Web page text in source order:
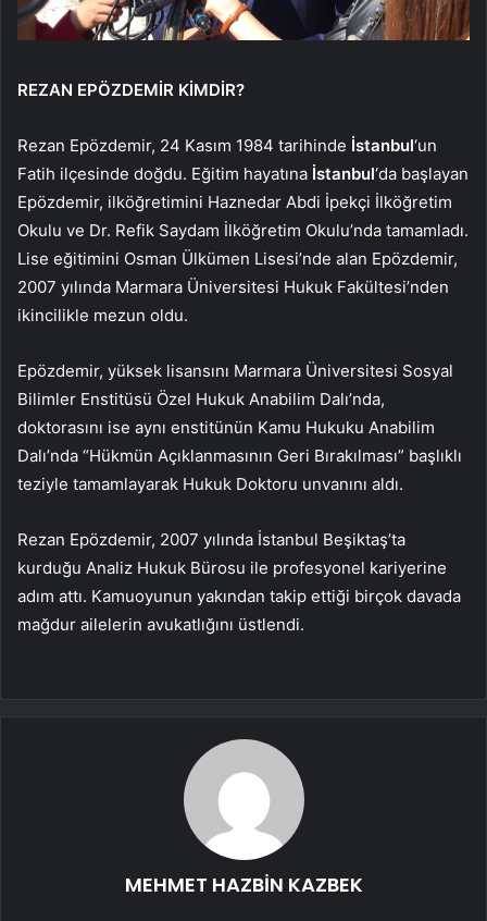
REZAN EPÖZDEMİR KİMDİR?
Rezan Epözdemir, 24 Kasım 1984 tarihinde İstanbul‘un
Fatih ilçesinde doğdu. Eğitim hayatına İstanbul‘da başlayan
Epözdemir, ilköğretimini Haznedar Abdi İpekçi İlköğretim
Okulu ve Dr. Refik Saydam İlköğretim Okulu’nda tamamladı.
Lise eğitimini Osman Ülkümen Lisesi’nde alan Epözdemir,
2007 yılında Marmara Üniversitesi Hukuk Fakültesi’nden
ikincilikle mezun oldu.
Epözdemir, yüksek lisansını Marmara Üniversitesi Sosyal
Bilimler Enstitüsü Özel Hukuk Anabilim Dalı’nda,
doktorasını ise aynı enstitünün Kamu Hukuku Anabilim
Dalı’nda “Hükmün Açıklanmasının Geri Bırakılması” başlıklı
teziyle tamamlayarak Hukuk Doktoru unvanını aldı.
Rezan Epözdemir, 2007 yılında İstanbul Beşiktaş’ta
kurduğu Analiz Hukuk Bürosu ile profesyonel kariyerine
adım attı. Kamuoyunun yakından takip ettiği birçok davada
mağdur ailelerin avukatlığını üstlendi.
MEHMET HAZBİN KAZBEK